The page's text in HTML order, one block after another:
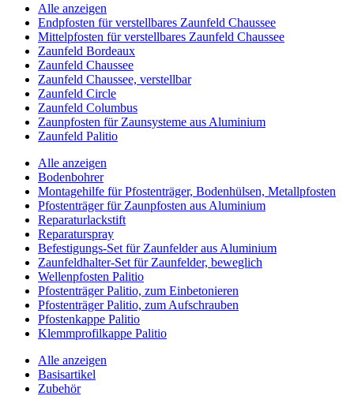
Alle anzeigen
Endpfosten für verstellbares Zaunfeld Chaussee
Mittelpfosten für verstellbares Zaunfeld Chaussee
Zaunfeld Bordeaux
Zaunfeld Chaussee
Zaunfeld Chaussee, verstellbar
Zaunfeld Circle
Zaunfeld Columbus
Zaunpfosten für Zaunsysteme aus Aluminium
Zaunfeld Palitio
Alle anzeigen
Bodenbohrer
Montagehilfe für Pfostenträger, Bodenhülsen, Metallpfosten
Pfostenträger für Zaunpfosten aus Aluminium
Reparaturlackstift
Reparaturspray
Befestigungs-Set für Zaunfelder aus Aluminium
Zaunfeldhalter-Set für Zaunfelder, beweglich
Wellenpfosten Palitio
Pfostenträger Palitio, zum Einbetonieren
Pfostenträger Palitio, zum Aufschrauben
Pfostenkappe Palitio
Klemmprofilkappe Palitio
Alle anzeigen
Basisartikel
Zubehör